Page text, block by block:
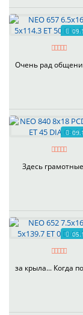
Очень рад
Здесь
за крыла... Когда